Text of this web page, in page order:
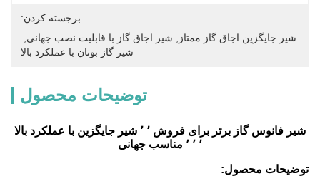
برجسته کردن:
شیر جایگزین اجاق گاز ممتاز
شیر اجاق گاز با قابلیت نصب جهانی
شیر گاز بوتان با عملکرد بالا
توضیحات محصول
شیر فانوس گاز برتر برای فروش ٬ ٬ شیر جایگزین با عملکرد بالا
٬ ٬ ٬ مناسب جهانی
توضیحات محصول: